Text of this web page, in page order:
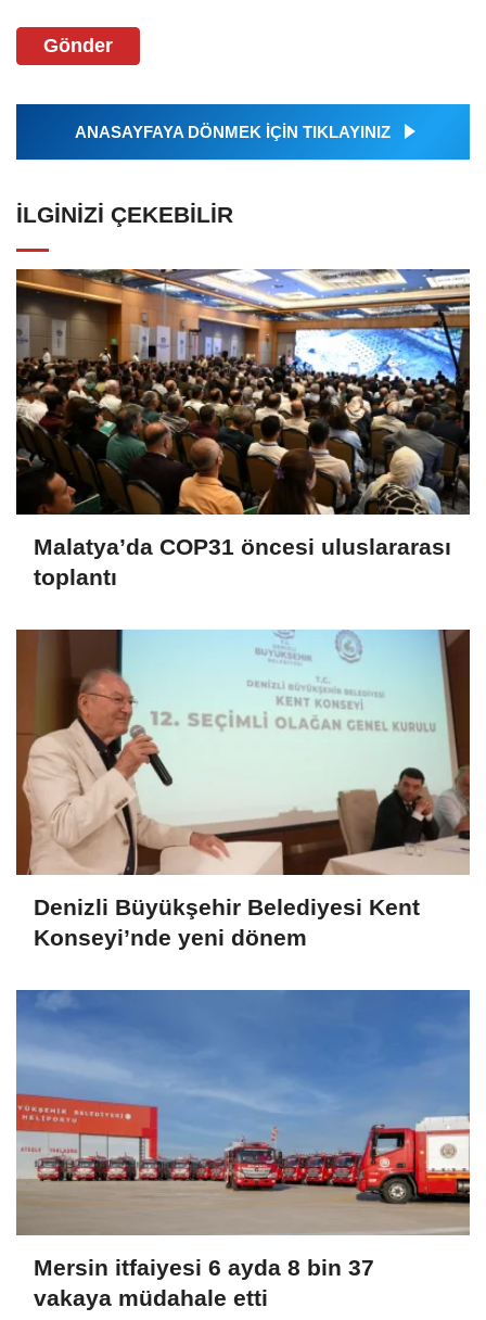
Gönder
ANASAYFAYA DÖNMEK İÇİN TIKLAYINIZ
İLGINIZI ÇEKEBILIR
Malatya’da COP31 öncesi uluslararası
toplantı
Denizli Büyükşehir Belediyesi Kent
Konseyi’nde yeni dönem
Mersin itfaiyesi 6 ayda 8 bin 37
vakaya müdahale etti